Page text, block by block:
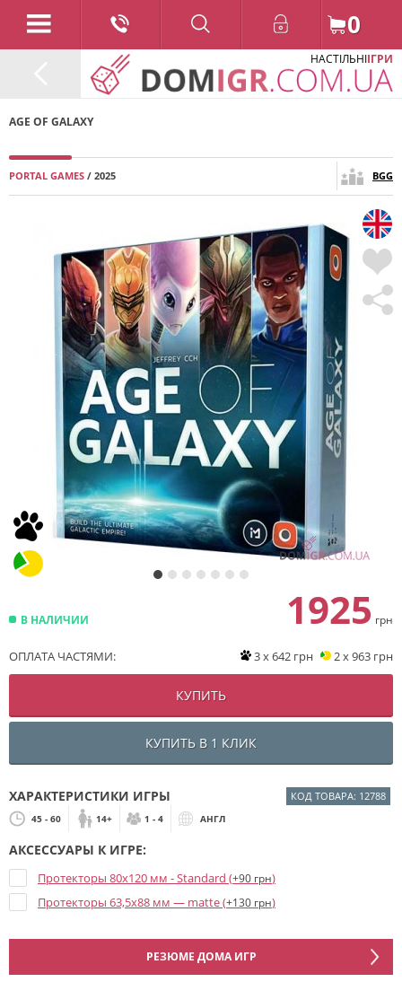
0
НАСТІЛЬНІІГРИ
AGE OF GALAXY
PORTAL GAMES / 2025 BGG
В НАЛИЧИИ 1925 грн
ОПЛАТА ЧАСТЯМИ: 3 x 642 грн 2 x 963 грн
КУПИТЬ
КУПИТЬ В 1 КЛИК
ХАРАКТЕРИСТИКИ ИГРЫ КОД ТОВАРА: 12788
45 - 60 14+ 1 - 4 АНГЛ
АКСЕССУАРЫ К ИГРЕ:
Протекторы 80x120 мм - Standard (+90 грн)
Протекторы 63,5x88 мм — matte (+130 грн)
РЕЗЮМЕ ДОМА ИГР